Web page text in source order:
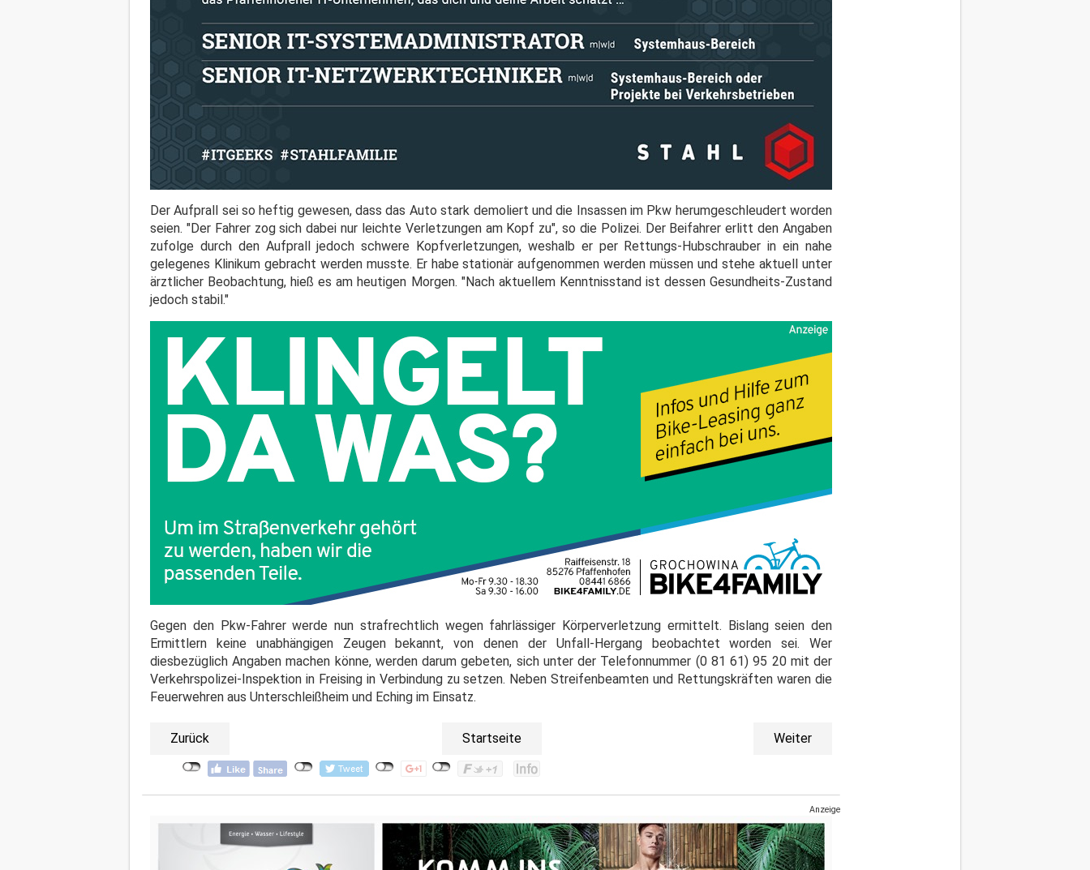
Der Aufprall sei so heftig gewesen, dass das Auto stark demoliert und die Insassen im Pkw herumgeschleudert worden
seien. "Der Fahrer zog sich dabei nur leichte Verletzungen am Kopf zu", so die Polizei. Der Beifahrer erlitt den Angaben
zufolge durch den Aufprall jedoch schwere Kopfverletzungen, weshalb er per Rettungs-Hubschrauber in ein nahe
gelegenes Klinikum gebracht werden musste. Er habe stationär aufgenommen werden müssen und stehe aktuell unter
ärztlicher Beobachtung, hieß es am heutigen Morgen. "Nach aktuellem Kenntnisstand ist dessen Gesundheits-Zustand
jedoch stabil."
Gegen den Pkw-Fahrer werde nun strafrechtlich wegen fahrlässiger Körperverletzung ermittelt. Bislang seien den
Ermittlern keine unabhängigen Zeugen bekannt, von denen der Unfall-Hergang beobachtet worden sei. Wer
diesbezüglich Angaben machen könne, werden darum gebeten, sich unter der Telefonnummer (0 81 61) 95 20 mit der
Verkehrspolizei-Inspektion in Freising in Verbindung zu setzen. Neben Streifenbeamten und Rettungskräften waren die
Feuerwehren aus Unterschleißheim und Eching im Einsatz.
Zurück Startseite Weiter
Anzeige